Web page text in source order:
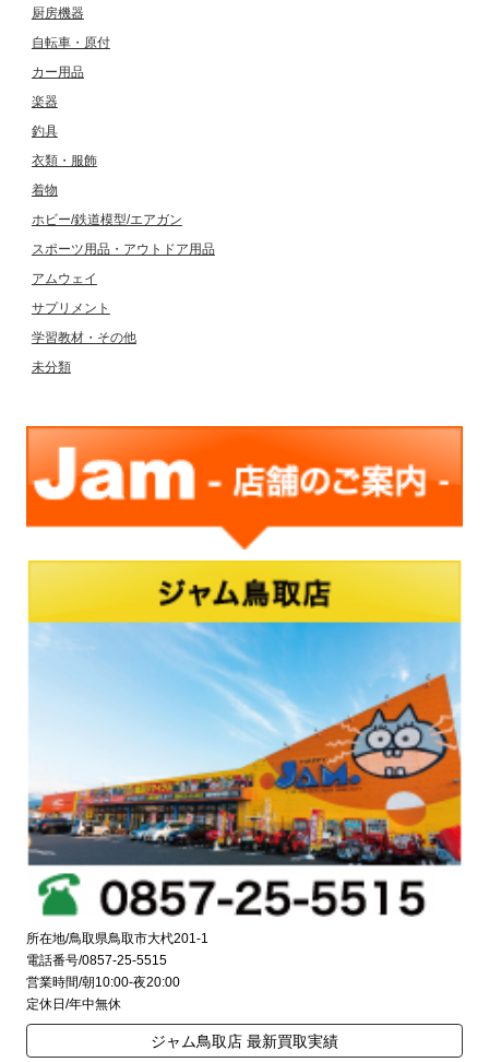
厨房機器
自転車・原付
カー用品
楽器
釣具
衣類・服飾
着物
ホビー/鉄道模型/エアガン
スポーツ用品・アウトドア用品
アムウェイ
サプリメント
学習教材・その他
未分類
所在地/鳥取県鳥取市大杙201-1
電話番号/0857-25-5515
営業時間/朝10:00-夜20:00
定休日/年中無休
ジャム鳥取店 最新買取実績